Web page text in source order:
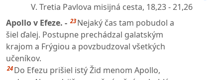
V. Tretia Pavlova misijná cesta, 18,23 - 21,26
Apollo v Efeze. - 23 Nejaký čas tam pobudol a
šiel ďalej. Postupne prechádzal galatským
krajom a Frýgiou a povzbudzoval všetkých
učeníkov.
24 Do Efezu prišiel istý Žid menom Apollo,